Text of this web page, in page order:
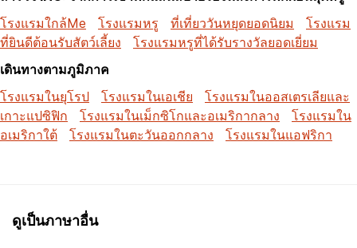
โรงแรมใกล้Me
โรงแรมหรู ที่เที่ยววันหยุดยอดนิยม
โรงแรม
ที่ยินดีต้อนรับสัตว์เลี้ยง
โรงแรมหรูที่ได้รับรางวัลยอดเยี่ยม
เดินทางตามภูมิภาค
โรงแรมในยุโรป
โรงแรมในเอเชีย
โรงแรมในออสเตรเลียและ
เกาะแปซิฟิก
โรงแรมในเม็กซิโกและอเมริกากลาง
โรงแรมใน
อเมริกาใต้
โรงแรมในตะวันออกกลาง โรงแรมในแอฟริกา
ดูเป็นภาษาอื่น